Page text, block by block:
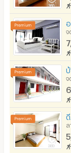
จ
จ
ดี
ล